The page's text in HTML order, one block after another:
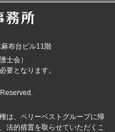
布台ビル11階
士会）
要となります。
は、ベリーベストグループに帰
法的措置を取らせていただくこ